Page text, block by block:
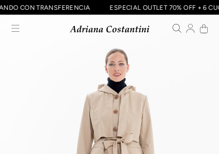
CON TRANSFERENCIA ESPECIAL OUTLET 70% OFF + 6